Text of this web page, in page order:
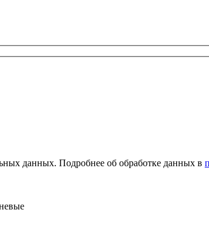
данных. Подробнее об обработке данных в